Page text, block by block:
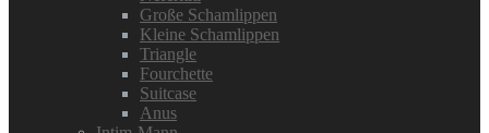
Große Schamlippen
Kleine Schamlippen
Triangle
Fourchette
Suitcase
Anus